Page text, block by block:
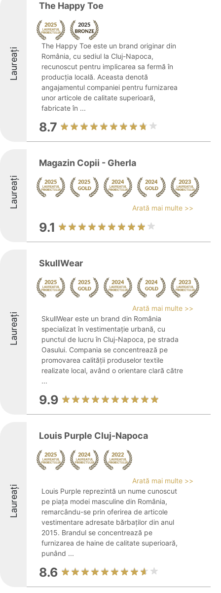
Laureați
The Happy Toe
The Happy Toe este un brand originar din
România, cu sediul la Cluj-Napoca,
recunoscut pentru implicarea sa fermă în
producția locală. Aceasta denotă
angajamentul companiei pentru furnizarea
unor articole de calitate superioară,
fabricate în ...
8.7
Laureați
Magazin Copii - Gherla
Arată mai multe >>
9.1
Laureați
SkullWear
Arată mai multe >>
SkullWear este un brand din România
specializat în vestimentație urbană, cu
punctul de lucru în Cluj-Napoca, pe strada
Oasului. Compania se concentrează pe
promovarea calității produselor textile
realizate local, având o orientare clară către
...
9.9
Laureați
Louis Purple Cluj-Napoca
Arată mai multe >>
Louis Purple reprezintă un nume cunoscut
pe piața modei masculine din România,
remarcându-se prin oferirea de articole
vestimentare adresate bărbaților din anul
2015. Brandul se concentrează pe
furnizarea de haine de calitate superioară,
punând ...
8.6